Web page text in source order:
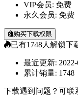
VIP会员: 免费
永久会员: 免费
购买下载权限
已有1748人解锁下
最近更新:
累计销量: 1748
下载遇到问题？可